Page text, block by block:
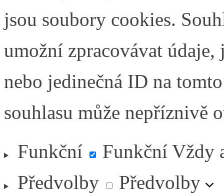
jsou soubory cookies.
umožní zpracovávat
nebo jedinečná ID na
souhlasu může nepříznivě
Funkční
Funkční Vždy
Předvolby
Předvolby